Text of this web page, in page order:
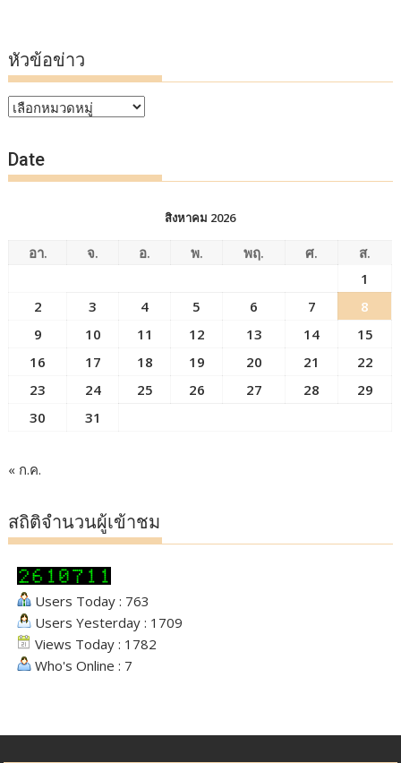
หัวข้อข่าว
หัวข้อ
Date
สิงหาคม 2026
อา. จ. อ. พ. พฤ. ศ.
ส.
1
2
3 4 5 6 7
8
9
10 11 12 13 14
15
16
17 18 19 20 21
22
23
24 25 26 27 28
29
30
31
« ก.ค.
สถิติจำนวนผู้เข้าชม
Users Today : 763
Users Yesterday : 1709
Views Today : 1782
Who's Online : 7